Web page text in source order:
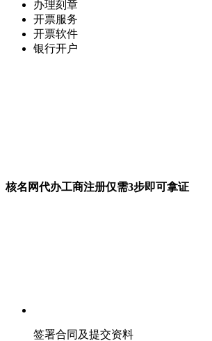
办理刻章
开票服务
开票软件
银行开户
核名网代办工商注册仅需3步即可拿证
签署合同及提交资料